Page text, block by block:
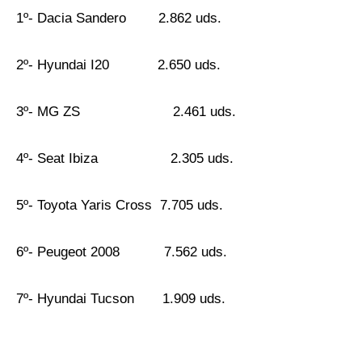
1º- Dacia Sandero 2.862 uds.
2º- Hyundai I20 2.650 uds.
3º- MG ZS 2.461 uds.
4º- Seat Ibiza 2.305 uds.
5º- Toyota Yaris Cross 7.705 uds.
6º- Peugeot 2008 7.562 uds.
7º- Hyundai Tucson 1.909 uds.